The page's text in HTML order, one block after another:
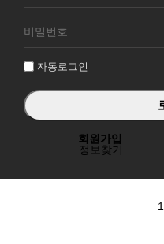
그
자동로그인
회원가입
정보찾기